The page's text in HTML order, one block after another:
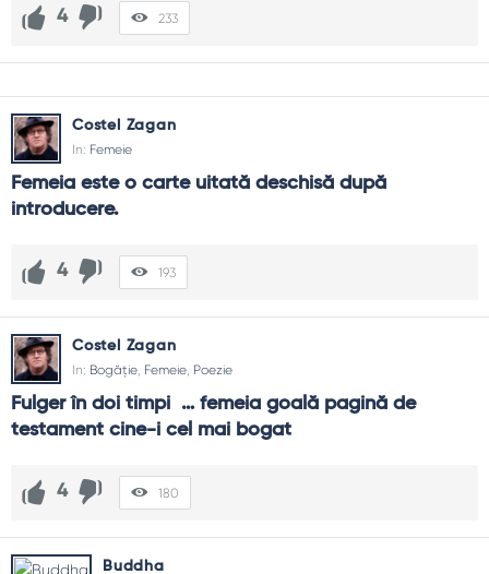
4 233
Costel Zagan
In: Femeie
Femeia este o carte uitată deschisă după
introducere.
4 193
Costel Zagan
In: Bogăție Femeie Poezie
Fulger în doi timpi  … femeia goală pagină de
testament cine-i cel mai bogat
4 180
Buddha